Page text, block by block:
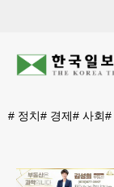
# 정치# 경제# 사회#